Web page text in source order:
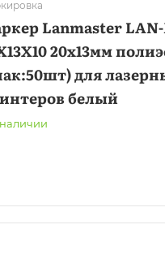
Lanmaster
20x13мм
для
белый